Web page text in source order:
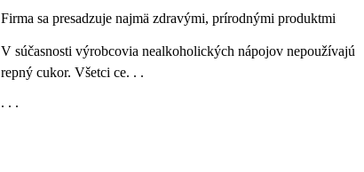
Firma sa presadzuje najmä zdravými, prírodnými produktmi
V súčasnosti výrobcovia nealkoholických nápojov nepoužívajú
repný cukor. Všetci ce. . .
. . .